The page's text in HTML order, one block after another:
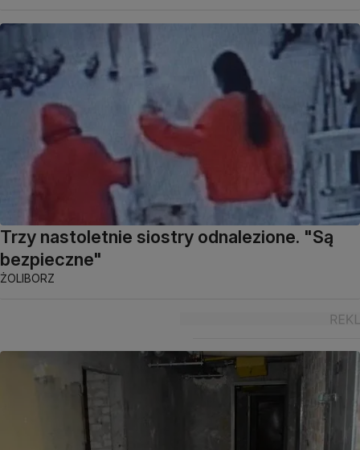
Trzy nastoletnie siostry odnalezione. "Są
bezpieczne"
ŻOLIBORZ